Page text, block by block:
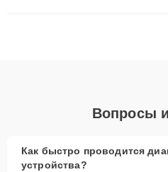
Вопросы
Как быстро проводится
устройства?